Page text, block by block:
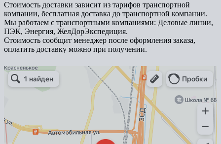
Стоимость доставки зависит из тарифов транспортной
компании, бесплатная доставка до транспортной компании.
Мы работаем с транспортными компаниями: Деловые линии,
ПЭК, Энергия, ЖелДорЭкспедиция.
Стоимость сообщит менеджер после оформления заказа,
оплатить доставку можно при получении.
Арметкон
Металлическая мебель в Санкт‑Петербурге
Торговое оборудование в Санкт‑Петербурге